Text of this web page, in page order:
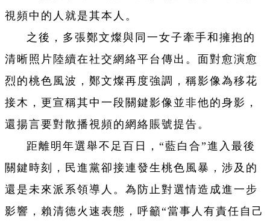
視頻中的人就是其本人。
之後，多張鄭文燦與同一女子牽手和擁抱的
清晰照片陸續在社交網絡平台傳出。面對愈演愈
烈的桃色風波，鄭文燦再度強調，稱影像為移花
接木，更宣稱其中一段關鍵影像並非他的身影，
還揚言要對散播視頻的網絡賬號提告。
距離明年選舉不足百日，“藍白合”進入最後
關鍵時刻，民進黨卻接連發生桃色風暴，涉及的
還是未來派系領導人。為防止對選情造成進一步
影響，賴清德火速表態，呼籲“當事人有責任自己